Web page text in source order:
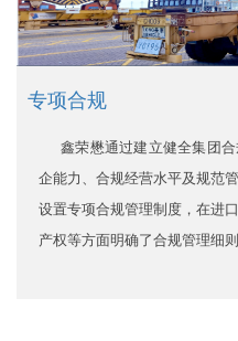
专项合规
鑫荣懋通过建立健全集团
企能力、合规经营水平及规范
设置专项合规管理制度，在进
产权等方面明确了合规管理细